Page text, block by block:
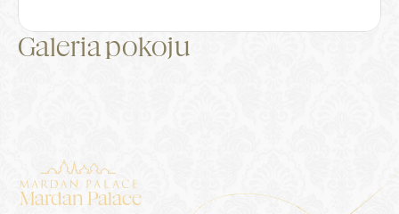
Galeria pokoju
Mardan Palace